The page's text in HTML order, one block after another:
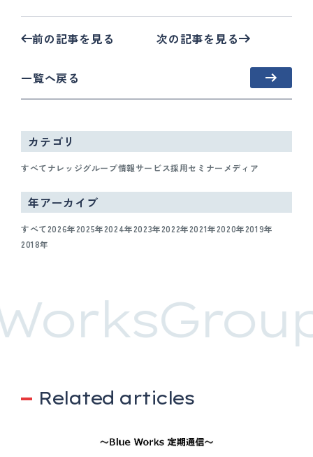
前の記事を見る 次の記事を見る
一覧へ戻る
カテゴリ
すべてナレッジグループ情報サービス採用セミナー メディア
年アーカイブ
すべて2026年2025年2024年2023年2022年2021年2020年2019年
2018年
Related articles